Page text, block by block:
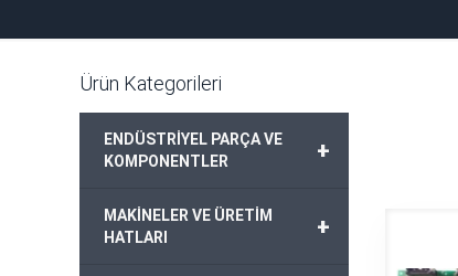
Ürün Kategorileri
+
ENDÜSTRİYEL PARÇA VE
KOMPONENTLER
+
MAKİNELER VE ÜRETİM
HATLARI